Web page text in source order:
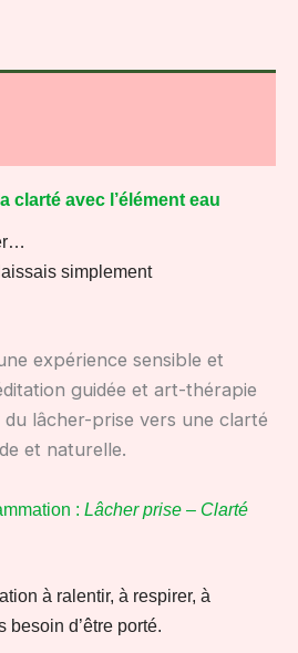
clarté avec l’élément eau
simplement
expérience sensible et
guidée et art-thérapie
lâcher-prise vers une clarté
et naturelle.
: Lâcher prise – Clarté
à ralentir, à respirer, à
besoin d’être porté.